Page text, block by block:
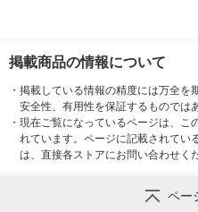
掲載商品の情報について
・ 掲載している情報の精度には万全を
安全性、有用性を保証するものでは
・ 現在ご覧になっているページは、こ
れています。ページに記載されてい
は、直接各ストアにお問い合わせく
ペー